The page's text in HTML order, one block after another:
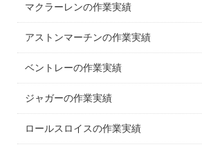
マクラーレンの作業実績
アストンマーチンの作業実績
ベントレーの作業実績
ジャガーの作業実績
ロールスロイスの作業実績